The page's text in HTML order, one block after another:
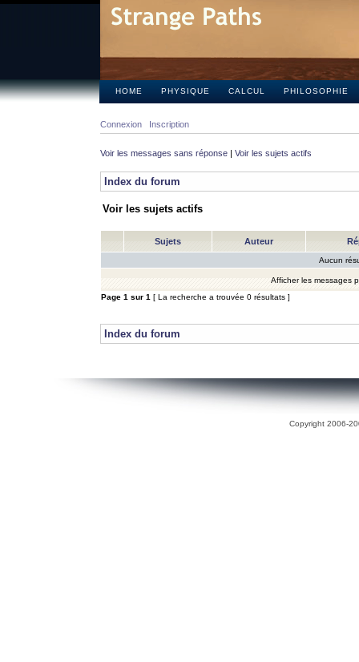
HOME PHYSIQUE CALCUL PHILOSOPHIE
Connexion Inscription
Voir les messages sans réponse | Voir les sujets actifs
Index du forum
Voir les sujets actifs
Sujets Auteur
Aucun
Afficher les messages
Page 1 sur 1 [ La recherche a trouvée 0 résultats ]
Index du forum
Copyright 2006-